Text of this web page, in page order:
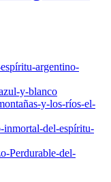
argentino-
y-blanco
y-los-ríos-el-
del-espíritu-
Perdurable-del-